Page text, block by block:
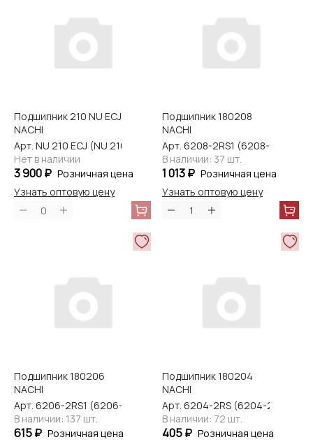
Подшипник 210 NU ECJ
NACHI
Арт. NU 210 ECJ (NU 210)
Нет в наличии
3 900 ₽ Розничная цена
Узнать оптовую цену
0
Подшипник 180208
NACHI
Арт. 6208-2RS1 (6208-
В наличии: 37 шт.
1 013 ₽ Розничная цена
Узнать оптовую цену
Подшипник 180206
NACHI
Арт. 6206-2RS1 (6206-2NSE9CM)
В наличии: 137 шт.
615 ₽ Розничная цена
Подшипник 180204
NACHI
Арт. 6204-2RS (6204-
В наличии: 72 шт.
405 ₽ Розничная цена